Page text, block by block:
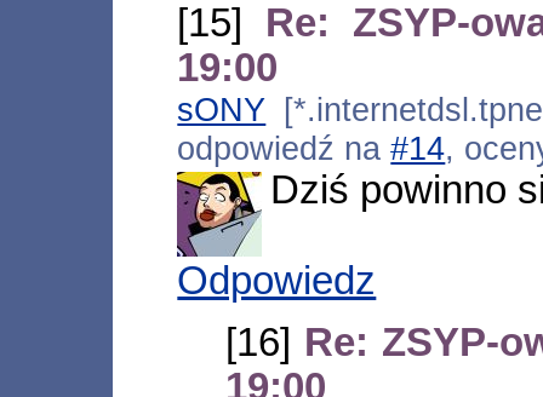
[15] Re: ZSYP-
19:00
sONY
odpowiedź na#14,
Dziś powinno
Odpowiedz
[16] Re: ZSYP-
19:00